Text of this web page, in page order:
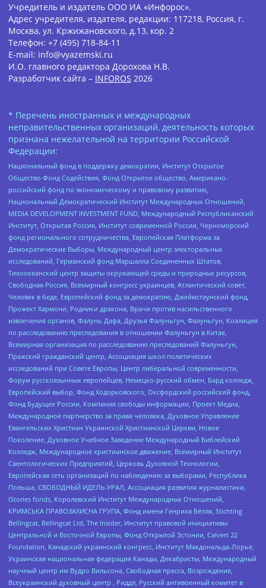
Учредитель и издатель ООО ИА «Инфорос».
Адрес учредителя, издателя, редакции: 117218, Россия, г.
Москва, ул. Кржижановского, д.13, кор. 2
Телефон: +7 (495) 718-84-11
E-mail: info@vyazemski.ru
И.О. главного редактора Дорохова Н.В.
Разработчик сайта – INFOROS 2026
* Перечень иностранных и международных
неправительственных организаций, деятельность которых
признана нежелательной на территории Российской
Федерации:
Национальный фонд в поддержку демократии, Институт Открытое
Общество Фонд Содействия, Фонд Открытое общество, Американо-
российский фонд по экономическому и правовому развитию,
Национальный Демократический Институт Международных Отношений,
MEDIA DEVELOPMENT INVESTMENT FUND, Международный Республиканский
Институт, Открытая Россия, Институт современной России, Черноморский
фонд регионального сотрудничества, Европейская Платформа за
Демократические Выборы, Международный центр электоральных
исследований, Германский фонд Маршалла Соединенных Штатов,
Тихоокеанский центр защиты окружающей среды и природных ресурсов,
Свободная Россия, Всемирный конгресс украинцев, Атлантический совет,
Человек в беде, Европейский фонд за демократию, Джеймстаунский фонд,
Прожект Хармони, Родники дракона, Врачи против насильственного
извлечения органов, Фалунь Дафа, Друзья Фалуньгун, Фалуньгун, Коалиция
по расследованию преследования в отношении Фалуньгун в Китае,
Всемирная организация по расследованию преследований Фалуньгун,
Пражский гражданский центр, Ассоциация школ политических
исследований при Совете Европы, Центр либеральной современности,
Форум русскоязычных европейцев, Немецко-русский обмен, Бард колледж,
Европейский выбор, Фонд Ходорковского, Оксфордский российский фонд,
Фонд Будущее России, Компания свободы информации, Проект Медиа,
Международное партнерство за права человека, Духовное Управление
Евангельских Христиан Украинской Христианской Церкви, Новое
Поколение, Духовное Учебное Заведение Международный Библейский
Колледж, Международное христианское движение, Всемирный Институт
Саентологических Предприятий, Церковь Духовной Технологии,
Европейская сеть организаций по наблюдению за выборами, Республика
Польша, СВОБОДНЫЙ ИДЕЛЬ-УРАЛ, Ассоциация развития журналистики,
IStories fonds, Королевский Институт Международных Отношений,
КРИМСЬКА ПРАВОЗАХИСНА ГРУПА, Фонд имени Генриха Бёлля, Stichting
Bellingcat, Bellingcat Ltd, The Insider, Институт правовой инициативы
Центральной и Восточной Европы, Фонд Открытой Эстонии, Calvert 22
Foundation, Канадский украинский конгресс, Институт Макдональда-Лорье,
Украинская национальная федерация Канады, Декабристы, Международный
научный центр им Вудро Вильсона, Свободная пресса, Возрождение,
Всеукраинский духовный центр , Риддл, Русский антивоенный комитет в